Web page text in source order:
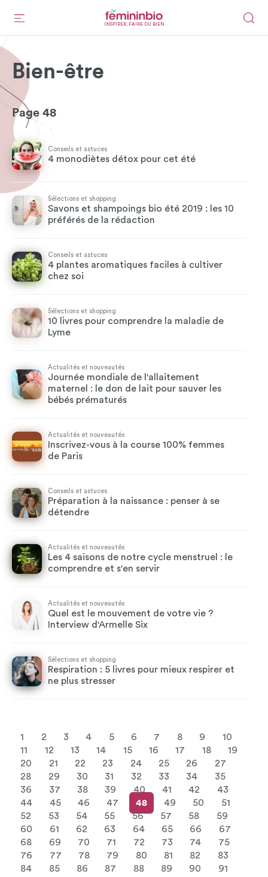
INSPIRER, FAIRE DU BIEN
Bien-être
Page 48
Conseils et astuces
4 monodiètes détox pour cet été
Sélections et shopping
Savons et shampoings bio été 2019 : les 10
préférés de la rédaction
Conseils et astuces
4 plantes aromatiques faciles à cultiver
chez soi
Sélections et shopping
10 livres pour comprendre la maladie de
Lyme
Actualités et nouveautés
Journée mondiale de l'allaitement
maternel : le don de lait pour sauver les
bébés prématurés
Actualités et nouveautés
Inscrivez-vous à la course 100% femmes
de Paris
Conseils et astuces
Préparation à la naissance : penser à se
détendre
Actualités et nouveautés
Les 4 saisons de notre cycle menstruel : le
comprendre et s'en servir
Actualités et nouveautés
Quel est le mouvement de votre vie ?
Interview d'Armelle Six
Sélections et shopping
Respiration : 5 livres pour mieux respirer et
ne plus stresser
1 2 3 4 5 6 7 8 9
10
11
12 13 14 15 16 17 18
19
20
21 22 23 24 25 26
27
28
29 30 31 32 33 34
35
36
37 38 39 40 41 42
43
44
45 46 47 48 49 50
51
52
53 54 55 56 57 58
59
60
61 62 63 64 65 66
67
68
69 70 71 72 73 74
75
76
77 78 79 80 81 82
83
84
85 86 87 88 89 90
91